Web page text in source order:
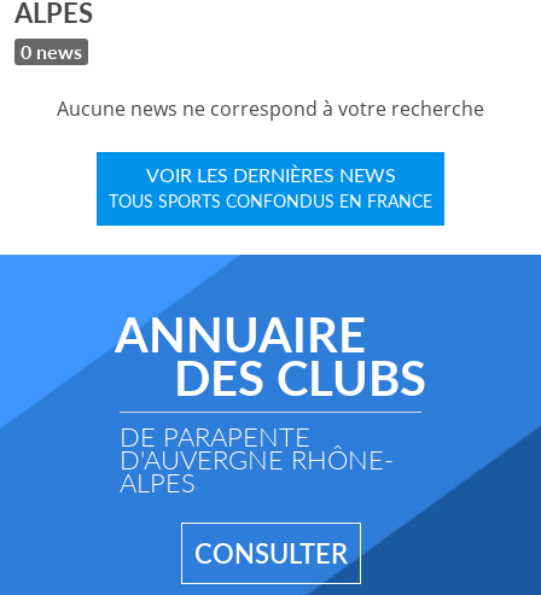
ALPES
0 news
Aucune news ne correspond à votre recherche
VOIR LES DERNIÈRES NEWS
TOUS SPORTS CONFONDUS EN FRANCE
ANNUAIRE
DES CLUBS
DE PARAPENTE
D'AUVERGNE RHÔNE-
ALPES
CONSULTER